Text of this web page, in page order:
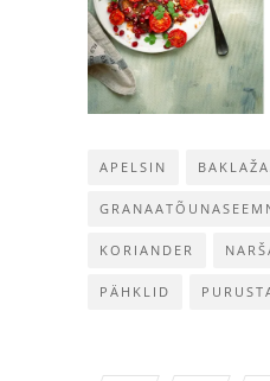
APELSIN
KORIANDER
PÄHKLID